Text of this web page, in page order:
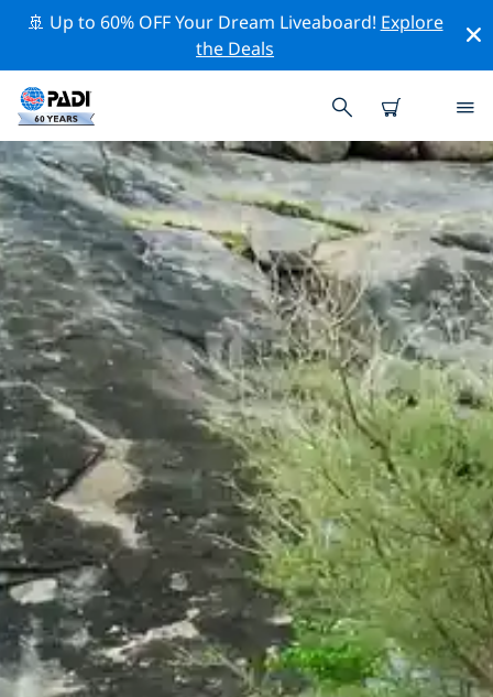
🚢 Up to 60% OFF Your Dream Liveaboard! Explore
the Deals